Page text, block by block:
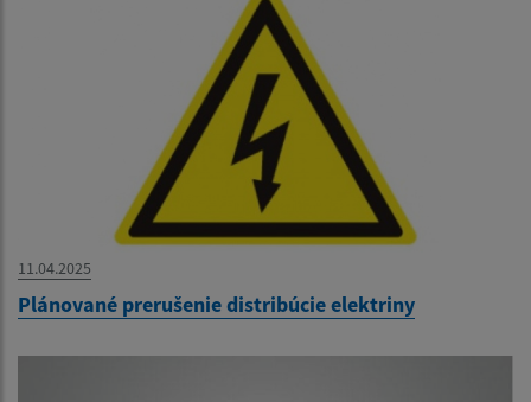
11.04.2025
Plánované prerušenie distribúcie elektriny